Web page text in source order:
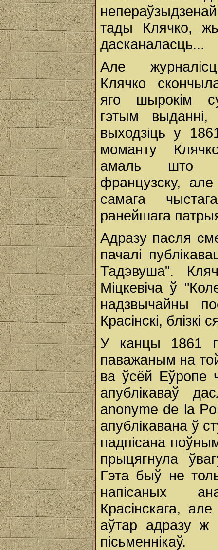
тады Клячко,
дасканаласць...
Але
Клячко
яго шырокім
гэтым
выходзіць у
моманту
амаль што
французску,
самага
ранейшага
Адразу пасля
пачалі
Тадэвуша".
Міцкевіча ў
надзвычайны
Красінскі,
У канцы 1861
паважаным на
ва ўсёй Еўропе
апублікаваў
anonyme de la
апублікавана ў
падпісана
прыцягнула
Гэта быў не
напісаных
Красінскага,
аўтар адразу ж
пісьменнікаў.